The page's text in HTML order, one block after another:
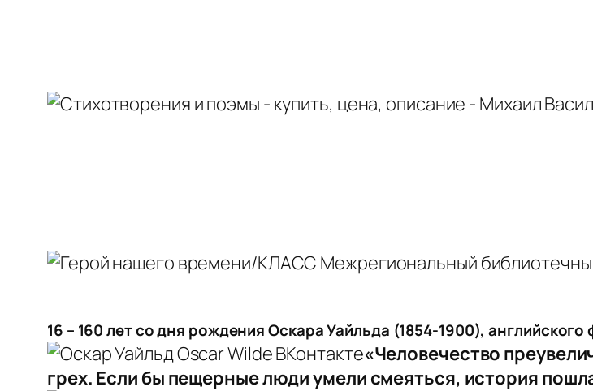
16 – 160 лет со дня рождения Оскара Уайльда (1854-1900),
«Человечество
грех. Если бы пещерные люди умели смеяться, история